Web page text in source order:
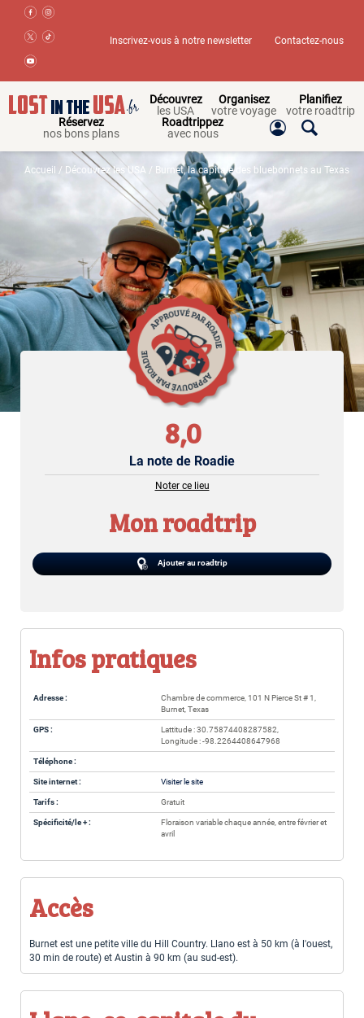
Inscrivez-vous à notre newsletter Contactez-nous
Découvrez
les USA
Organisez
votre voyage
Planifiez
votre roadtrip
Réservez
nos bons plans
Roadtrippez
avec nous
Accueil / Découvrez les USA / Burnet, la capitale des bluebonnets au Texas
8,0
La note de Roadie
Noter ce lieu
Mon roadtrip
Ajouter au roadtrip
Infos pratiques
Adresse :
Chambre de commerce, 101 N Pierce St # 1,
Burnet, Texas
GPS :
Lattitude : 30.75874408287582,
Longitude : -98.2264408647968
Téléphone :
Site internet : Visiter le site
Tarifs : Gratuit
Spécificité/le + :
Floraison variable chaque année, entre février et
avril
Accès
Burnet est une petite ville du Hill Country. Llano est à 50 km (à l'ouest,
30 min de route) et Austin à 90 km (au sud-est).